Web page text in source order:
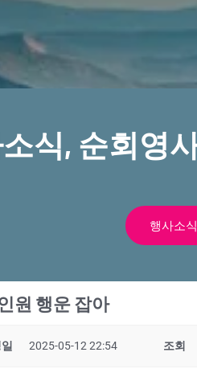
식, 순회영
행사소식
원 행운 잡아
2025-05-12 22:54 조회